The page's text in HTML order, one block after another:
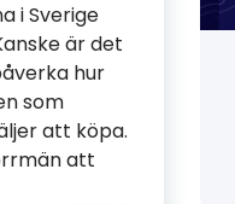
i Sverige
är det
hur
som
att köpa.
att